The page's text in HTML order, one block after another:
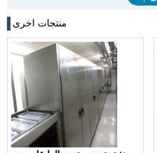
منتجات اخرى